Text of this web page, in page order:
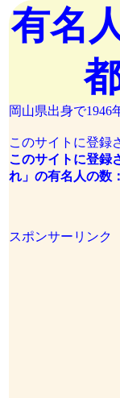
有名
岡山県出身で1946
このサイトに登録
このサイトに登録
れ」の有名人の数
スポンサーリンク